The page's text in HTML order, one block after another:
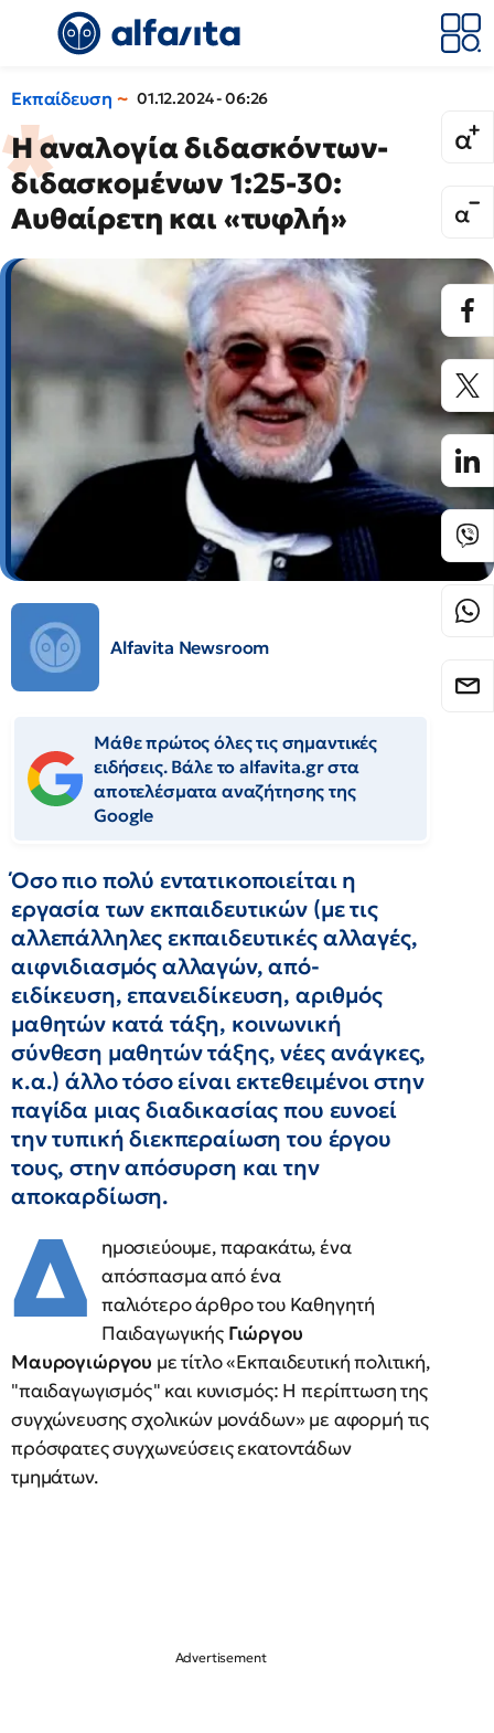
Εκπαίδευση 01.12.2024 - 06:26
Η αναλογία διδασκόντων-
διδασκομένων 1:25-30:
Aυθαίρετη και «τυφλή»
Alfavita Newsroom
Μάθε πρώτος όλες τις σημαντικές
ειδήσεις. Βάλε το alfavita.gr στα
αποτελέσματα αναζήτησης της
Google
Όσο πιο πολύ εντατικοποιείται η
εργασία των εκπαιδευτικών (με τις
αλλεπάλληλες εκπαιδευτικές αλλαγές,
αιφνιδιασμός αλλαγών, από-
ειδίκευση, επανειδίκευση, αριθμός
μαθητών κατά τάξη, κοινωνική
σύνθεση μαθητών τάξης, νέες ανάγκες,
κ.α.) άλλο τόσο είναι εκτεθειμένοι στην
παγίδα μιας διαδικασίας που ευνοεί
την τυπική διεκπεραίωση του έργου
τους, στην απόσυρση και την
αποκαρδίωση.
Δ
ημοσιεύουμε, παρακάτω, ένα
απόσπασμα από ένα
παλιότερο άρθρο του Καθηγητή
Παιδαγωγικής Γιώργου
Μαυρογιώργου με τίτλο «Εκπαιδευτική πολιτική,
"παιδαγωγισμός" και κυνισμός: Η περίπτωση της
συγχώνευσης σχολικών μονάδων» με αφορμή τις
πρόσφατες συγχωνεύσεις εκατοντάδων
τμημάτων.